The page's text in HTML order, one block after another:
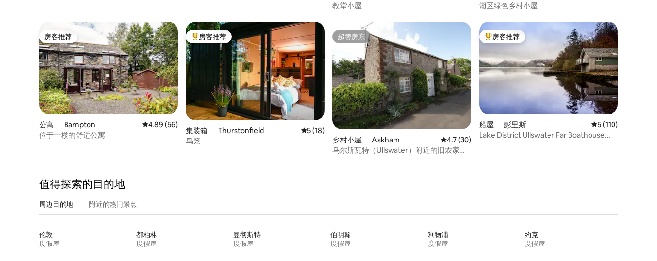
教堂小屋
湖区绿色乡村小屋
房客推荐
房客推荐
公寓 ｜ Bampton 平均评分 4.89 分（满分 5 分），共 56 条评价
4.89 (56)
位于一楼的舒适公寓
热门「房客推荐」
房客推荐
集装箱 ｜ Thurstonfield 平均评分 5 分（满分 5 分），共 18 条评价
5 (18)
鸟笼
超赞房东
超赞房东
乡村小屋 ｜ Askham 平均评分 4.7 分（满分 5 分），共 30 条评价
4.7 (30)
乌尔斯瓦特（Ullswater）附近的旧农家仓
热门「房客推荐」
房客推荐
船屋 ｜ 彭里斯 平均评分 5 分（满
5 (110)
Lake District Ullswater Far Boathouse
值得探索的目的地
周边目的地 附近的热门景点
伦敦
度假屋
都柏林
度假屋
曼彻斯特
度假屋
伯明翰
度假屋
利物浦
度假屋
约克
度假屋